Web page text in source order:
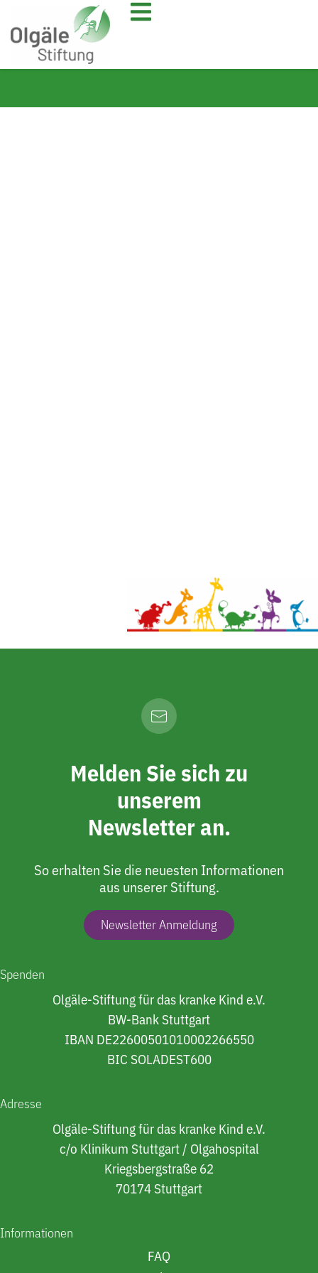
Melden Sie sich zu
unserem
Newsletter an.
So erhalten Sie die neuesten Informationen
aus unserer Stiftung.
Newsletter Anmeldung
Spenden
Olgäle-Stiftung für das kranke Kind e.V.
BW-Bank Stuttgart
IBAN DE22600501010002266550
BIC SOLADEST600
Adresse
Olgäle-Stiftung für das kranke Kind e.V.
c/o Klinikum Stuttgart / Olgahospital
Kriegsbergstraße 62
70174 Stuttgart
Informationen
FAQ